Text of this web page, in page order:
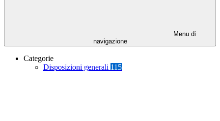
Menu di
navigazione
Categorie
Disposizioni generali 115